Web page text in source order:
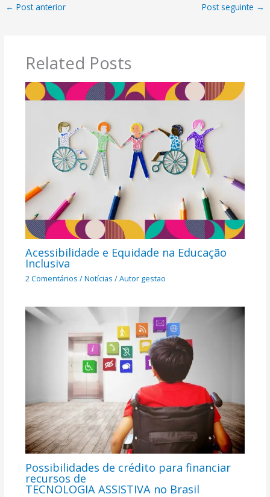
← Post anterior Post seguinte →
Related Posts
Acessibilidade e Equidade na Educação
Inclusiva​
2 Comentários /Notícias / Autor gestao
Possibilidades de crédito para financiar
recursos de
TECNOLOGIA ASSISTIVA no Brasil